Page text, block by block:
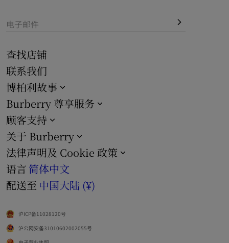
电子邮件
查找店铺
联系我们
博柏利故事
Burberry 尊享服务
顾客支持
关于 Burberry
法律声明及 Cookie 政策
语言 简体中文
配送至 中国大陆 (¥)
沪ICP备11028120号
沪公网安备31010602002055号